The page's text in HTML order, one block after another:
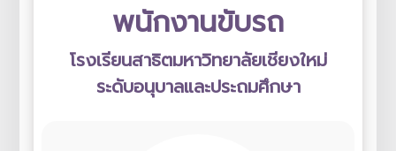
พนักงานขับรถ
โรงเรียนสาธิตมหาวิทยาลัยเชียงใหม่
ระดับอนุบาลและประถมศึกษา